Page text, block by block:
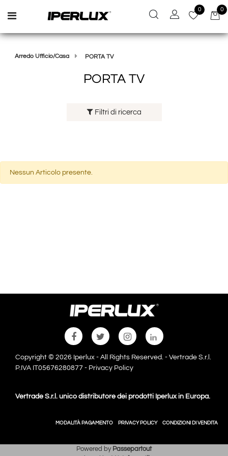
Open menu
0 0
Arredo Ufficio/Casa PORTA TV
PORTA TV
Filtri di ricerca
Nessun Articolo presente.
Copyright © 2026 Iperlux - All Rights Reserved. - Vertrade S.r.l.
P.IVA IT05676280877 - Privacy Policy
Vertrade S.r.l. unico distributore dei prodotti Iperlux in Europa.
MODALITÀ PAGAMENTO PRIVACY POLICY CONDIZIONI DI VENDITA
Powered by Passepartout